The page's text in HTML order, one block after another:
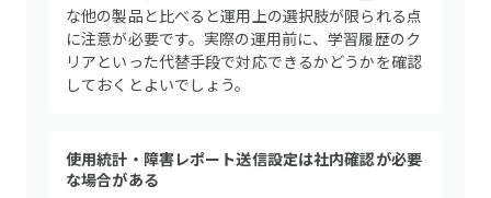
な他の製品と比べると運用上の選択肢が限られる点
に注意が必要です。実際の運用前に、学習履歴のク
リアといった代替手段で対応できるかどうかを確認
しておくとよいでしょう。
使用統計・障害レポート送信設定は社内確認が必要
な場合がある